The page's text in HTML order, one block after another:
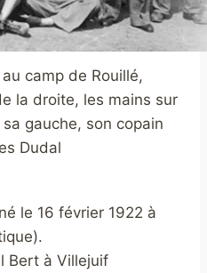
camp de Rouillé,
la droite, les mains sur
gauche, son copain
Dudal
le 16 février 1922 à
Bert à Villejuif